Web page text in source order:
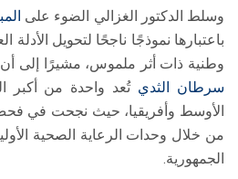
وسلط الدكتور الغزالي الضوء على
باعتبارها نموذجًا ناجحًا لتحويل الأدلة
وطنية ذات أثر ملموس، مشيرًا إلى
سرطان الثدي تُعد واحدة من أكبر
من خلال وحدات الرعاية الصحية
الجمهورية.